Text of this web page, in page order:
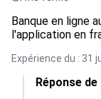
Banque en ligne
l'application en
Expérience du : 31
Réponse